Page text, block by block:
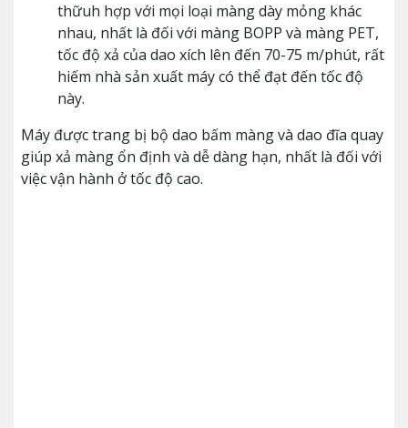
thữuh hợp với mọi loại màng dày mỏng khác
nhau, nhất là đối với màng BOPP và màng PET,
tốc độ xả của dao xích lên đến 70-75 m/phút, rất
hiếm nhà sản xuất máy có thể đạt đến tốc độ
này.
Máy được trang bị bộ dao bấm màng và dao đĩa quay
giúp xả màng ổn định và dễ dàng hạn, nhất là đối với
việc vận hành ở tốc độ cao.